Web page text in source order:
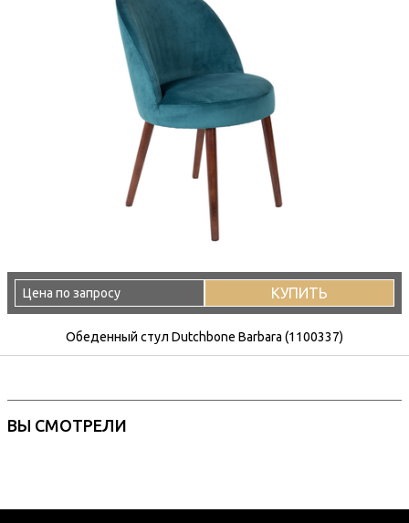
Цена по запросу КУПИТЬ
Обеденный стул Dutchbone Barbara (1100337)
ВЫ СМОТРЕЛИ